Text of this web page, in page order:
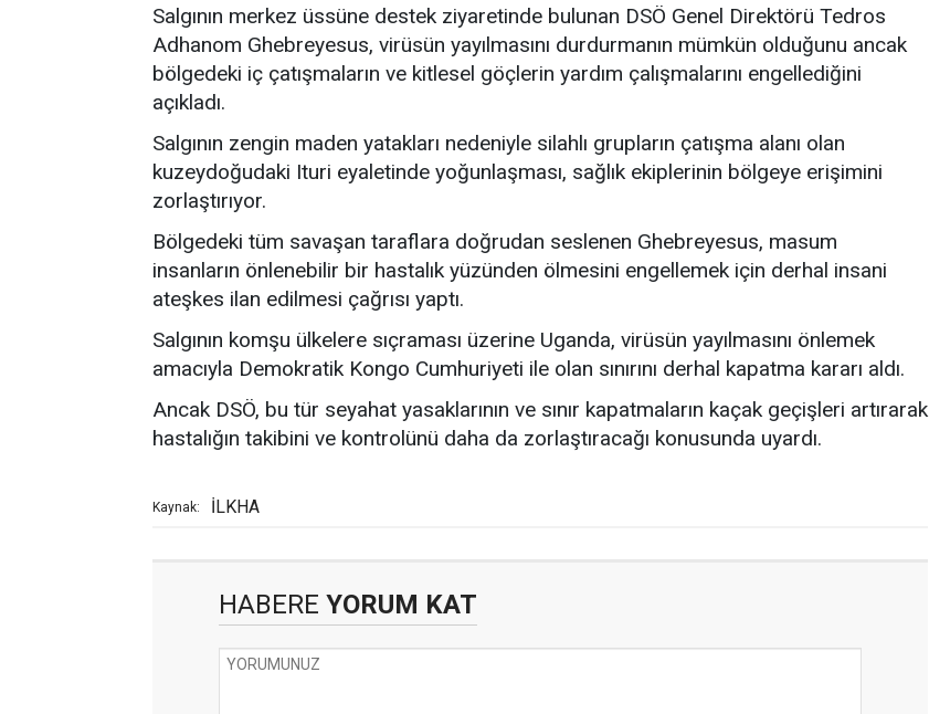
Salgının merkez üssüne destek ziyaretinde bulunan DSÖ Genel Direktörü Tedros
Adhanom Ghebreyesus, virüsün yayılmasını durdurmanın mümkün olduğunu ancak
bölgedeki iç çatışmaların ve kitlesel göçlerin yardım çalışmalarını engellediğini
açıkladı.
Salgının zengin maden yatakları nedeniyle silahlı grupların çatışma alanı olan
kuzeydoğudaki Ituri eyaletinde yoğunlaşması, sağlık ekiplerinin bölgeye erişimini
zorlaştırıyor.
Bölgedeki tüm savaşan taraflara doğrudan seslenen Ghebreyesus, masum
insanların önlenebilir bir hastalık yüzünden ölmesini engellemek için derhal insani
ateşkes ilan edilmesi çağrısı yaptı.
Salgının komşu ülkelere sıçraması üzerine Uganda, virüsün yayılmasını önlemek
amacıyla Demokratik Kongo Cumhuriyeti ile olan sınırını derhal kapatma kararı aldı.
Ancak DSÖ, bu tür seyahat yasaklarının ve sınır kapatmaların kaçak geçişleri artırarak
hastalığın takibini ve kontrolünü daha da zorlaştıracağı konusunda uyardı.
Kaynak: İLKHA
HABERE YORUM KAT